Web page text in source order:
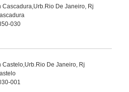
Cascadura,Urb.Rio De Janeiro, Rj
030
Castelo,Urb.Rio De Janeiro, Rj
001